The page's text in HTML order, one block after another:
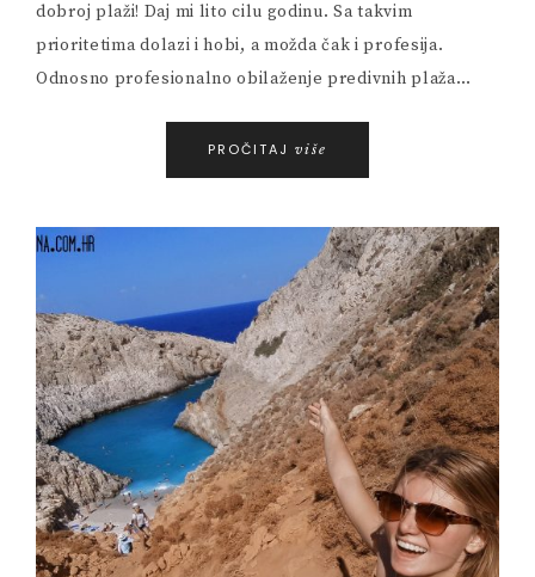
dobroj plaži! Daj mi lito cilu godinu. Sa takvim
prioritetima dolazi i hobi, a možda čak i profesija.
Odnosno profesionalno obilaženje predivnih plaža…
PROČITAJ više